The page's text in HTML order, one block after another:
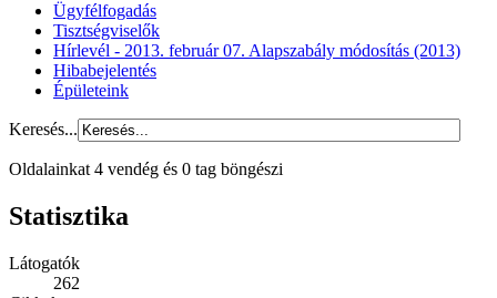
Ügyfélfogadás
Tisztségviselők
Hírlevél - 2013. február 07. Alapszabály módosítás (2013)
Hibabejelentés
Épületeink
Keresés...
Oldalainkat 4 vendég és 0 tag böngészi
Statisztika
Látogatók
262